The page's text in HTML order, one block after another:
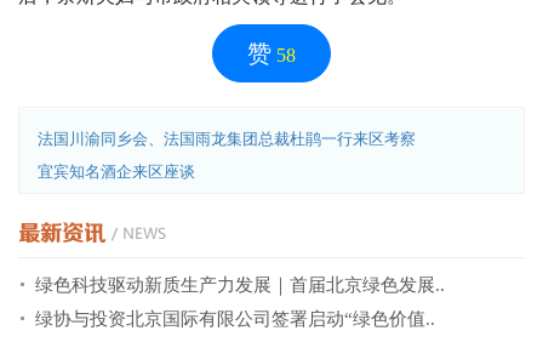
赞 58
法国川渝同乡会、法国雨龙集团总裁杜鹃一行来区考察
宜宾知名酒企来区座谈
绿色科技驱动新质生产力发展｜首届北京绿色发展..
绿协与投资北京国际有限公司签署启动“绿色价值..